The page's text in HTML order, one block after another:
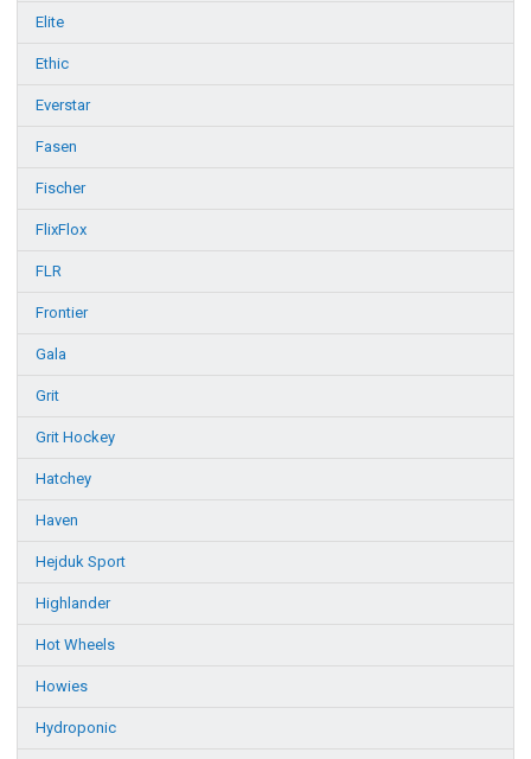
Elite
Ethic
Everstar
Fasen
Fischer
FlixFlox
FLR
Frontier
Gala
Grit
Grit Hockey
Hatchey
Haven
Hejduk Sport
Highlander
Hot Wheels
Howies
Hydroponic